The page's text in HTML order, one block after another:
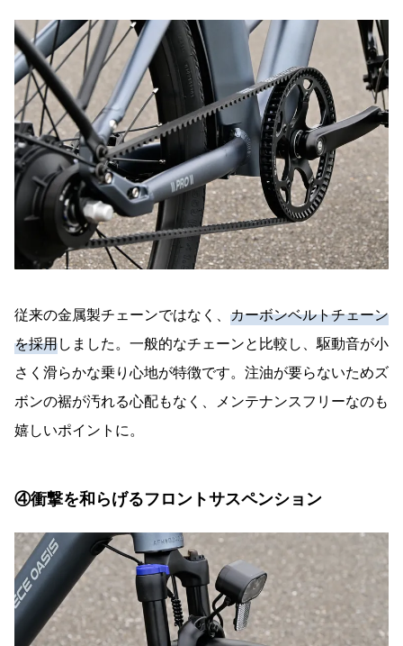
従来の金属製チェーンではなく、 カーボンベルトチェーン
を採用しました。一般的なチェーンと比較し、駆動音が小
さく滑らかな乗り心地が特徴です。注油が要らないためズ
ボンの裾が汚れる心配もなく、メンテナンスフリーなのも
嬉しいポイントに。
④衝撃を和らげるフロントサスペンション